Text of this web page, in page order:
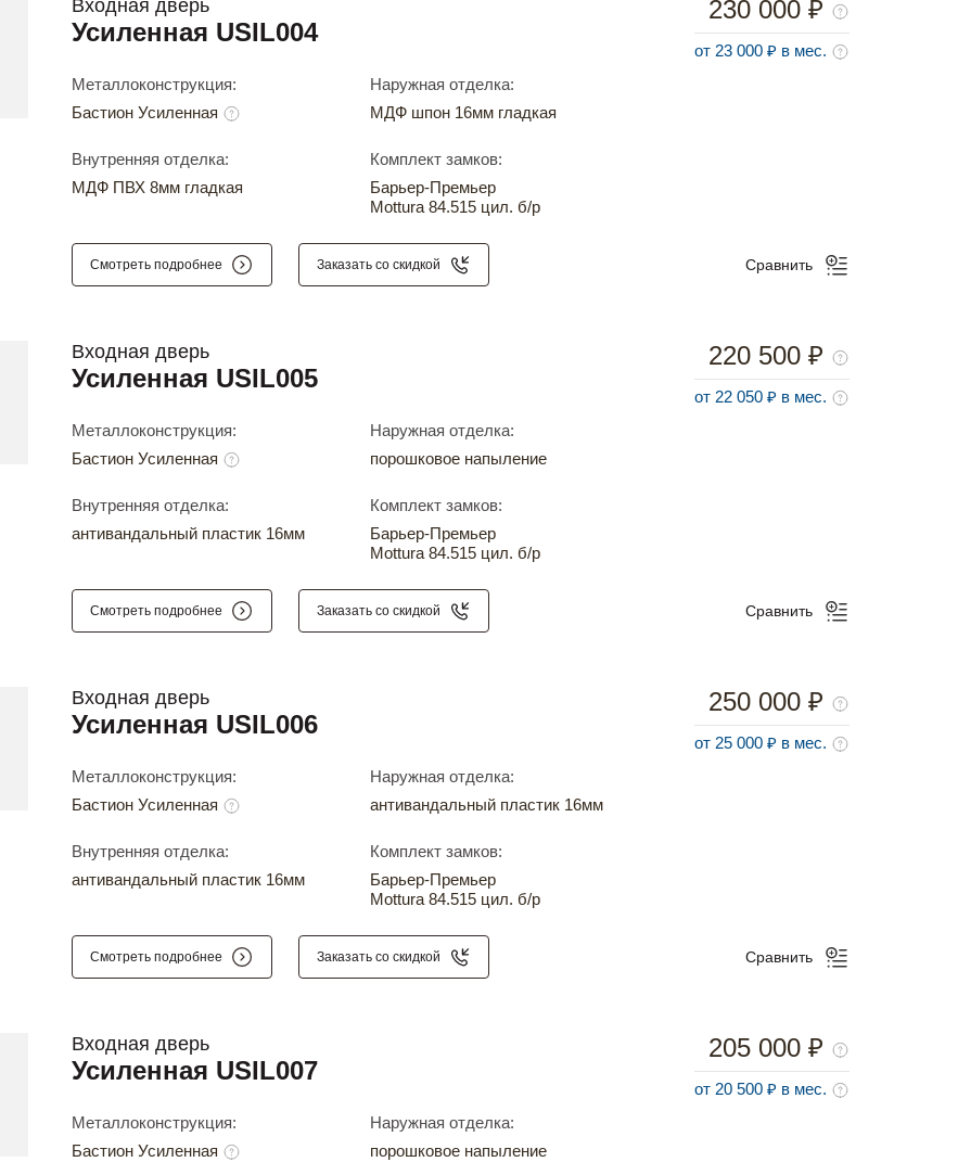
Входная дверь
Усиленная USIL004
Металлоконструкция:
Бастион Усиленная
Наружная отделка:
МДФ шпон 16мм гладкая
Внутренняя отделка:
МДФ ПВХ 8мм гладкая
Комплект замков:
Барьер-Премьер
Mottura 84.515 цил. б/р
230 000 ₽
от 23 000 ₽ в мес.
Смотреть подробнее Заказать со скидкой Сравнить
Входная дверь
Усиленная USIL005
Металлоконструкция:
Бастион Усиленная
Наружная отделка:
порошковое напыление
Внутренняя отделка:
антивандальный пластик 16мм
Комплект замков:
Барьер-Премьер
Mottura 84.515 цил. б/р
220 500 ₽
от 22 050 ₽ в мес.
Смотреть подробнее Заказать со скидкой Сравнить
Входная дверь
Усиленная USIL006
Металлоконструкция:
Бастион Усиленная
Наружная отделка:
антивандальный пластик 16мм
Внутренняя отделка:
антивандальный пластик 16мм
Комплект замков:
Барьер-Премьер
Mottura 84.515 цил. б/р
250 000 ₽
от 25 000 ₽ в мес.
Смотреть подробнее Заказать со скидкой Сравнить
Входная дверь
Усиленная USIL007
Металлоконструкция:
Бастион Усиленная
Наружная отделка:
порошковое напыление
205 000 ₽
от 20 500 ₽ в мес.